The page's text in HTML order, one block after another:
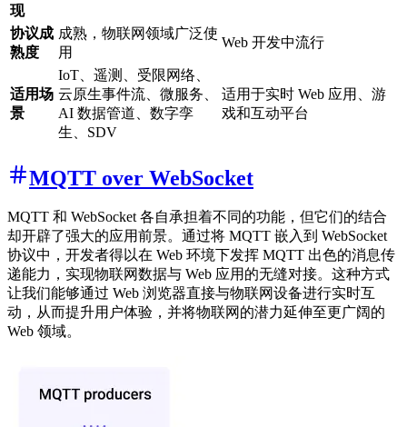
现
协议成
熟度
成熟，物联网领域广泛使
用
Web 开发中流行
适用场
景
IoT、遥测、受限网络、
云原生事件流、微服务、
AI 数据管道、数字孪
生、SDV
适用于实时 Web 应用、游
戏和互动平台
MQTT over WebSocket
MQTT 和 WebSocket 各自承担着不同的功能，但它们的结合
却开辟了强大的应用前景。通过将 MQTT 嵌入到 WebSocket
协议中，开发者得以在 Web 环境下发挥 MQTT 出色的消息传
递能力，实现物联网数据与 Web 应用的无缝对接。这种方式
让我们能够通过 Web 浏览器直接与物联网设备进行实时互
动，从而提升用户体验，并将物联网的潜力延伸至更广阔的
Web 领域。